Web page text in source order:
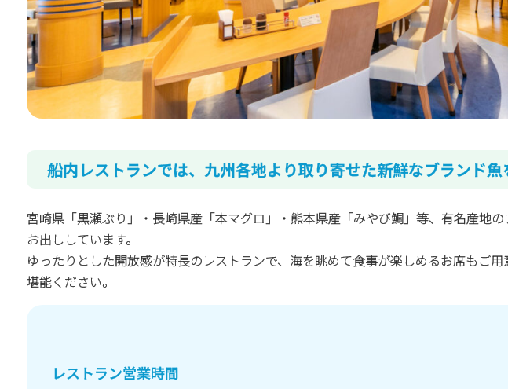
船内レストランでは、九州各地より取り寄せた新鮮なブランド
宮崎県「黒瀬ぶり」・長崎県産「本マグロ」・熊本県産「みやび鯛」等、有名産地
お出ししています。
ゆったりとした開放感が特長のレストランで、海を眺めて食事が楽しめるお席もご
堪能ください。
レストラン営業時間